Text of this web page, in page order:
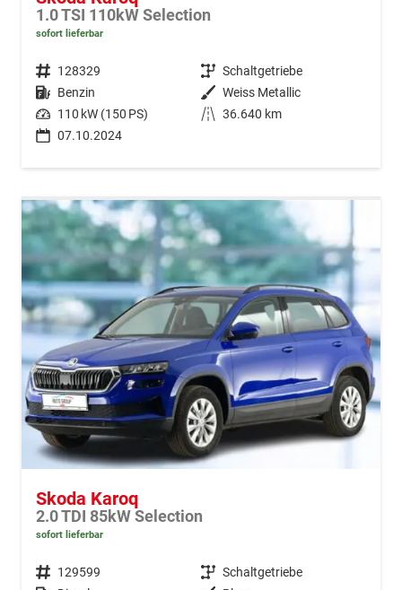
1.0 TSI 110kW Selection
sofort lieferbar
Fahrzeugnr. 128329 Getriebe Schaltgetriebe
Kraftstoff Benzin Außenfarbe Weiss Metallic
Leistung 110 kW (150 PS) Kilometerstand 36.640 km
07.10.2024
Skoda Karoq
2.0 TDI 85kW Selection
sofort lieferbar
Fahrzeugnr. 129599 Getriebe Schaltgetriebe